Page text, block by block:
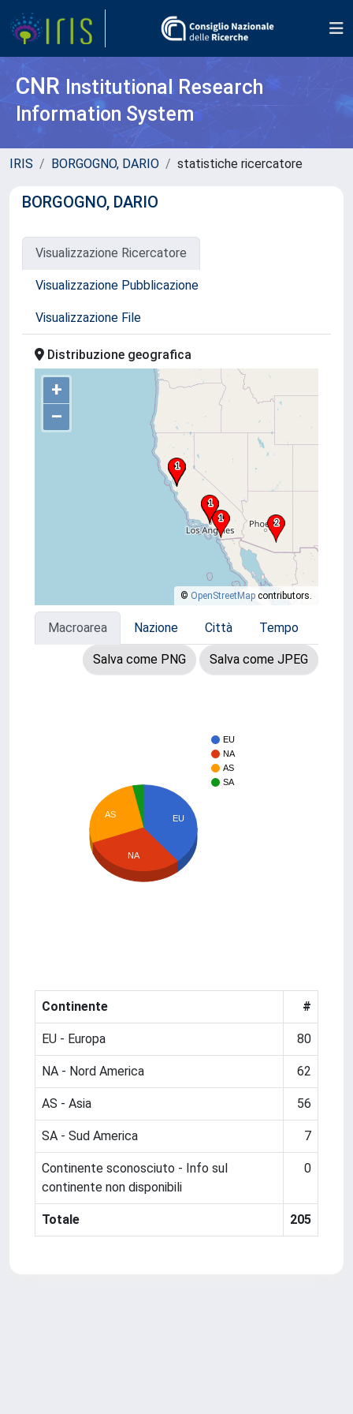
CNR Institutional Research
Information System
IRIS BORGOGNO, DARIO statistiche ricercatore
BORGOGNO, DARIO
Visualizzazione Ricercatore
Visualizzazione Pubblicazione
Visualizzazione File
Distribuzione geografica
+
–
© OpenStreetMap contributors.
Macroarea Nazione Città Tempo
Salva come PNG Salva come JPEG
EU
NA
AS
SA
EU
AS
NA
Continente #
EU - Europa 80
NA - Nord America 62
AS - Asia 56
SA - Sud America 7
Continente sconosciuto - Info sul
continente non disponibili
0
Totale 205